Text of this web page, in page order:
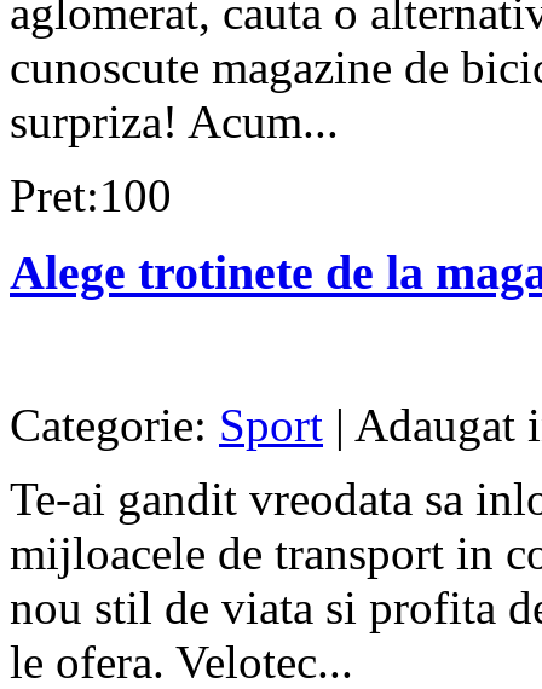
aglomerat, cauta o
cunoscute magazine de
surpriza! Acum...
Pret:100
Alege trotinete de la
Categorie: Sport | Adaugat
Te-ai gandit vreodata sa
mijloacele de transport in
nou stil de viata si profita
le ofera. Velotec...